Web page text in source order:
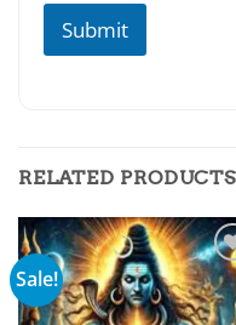
Submit
RELATED PRODUCTS
Sale!
Add